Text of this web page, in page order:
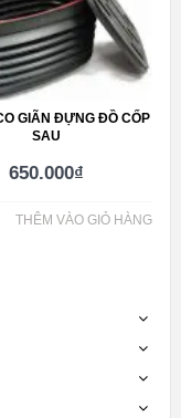
GIÃN ĐỰNG ĐỒ CỐP
SAU
650.000₫
THÊM VÀO GIỎ HÀNG